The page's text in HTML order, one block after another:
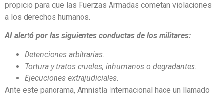
propicio para que las Fuerzas Armadas cometan violaciones
a los derechos humanos.
AI alertó por las siguientes conductas de los militares:
Detenciones arbitrarias.
Tortura y tratos crueles, inhumanos o degradantes.
Ejecuciones extrajudiciales.
Ante este panorama, Amnistía Internacional hace un llamado